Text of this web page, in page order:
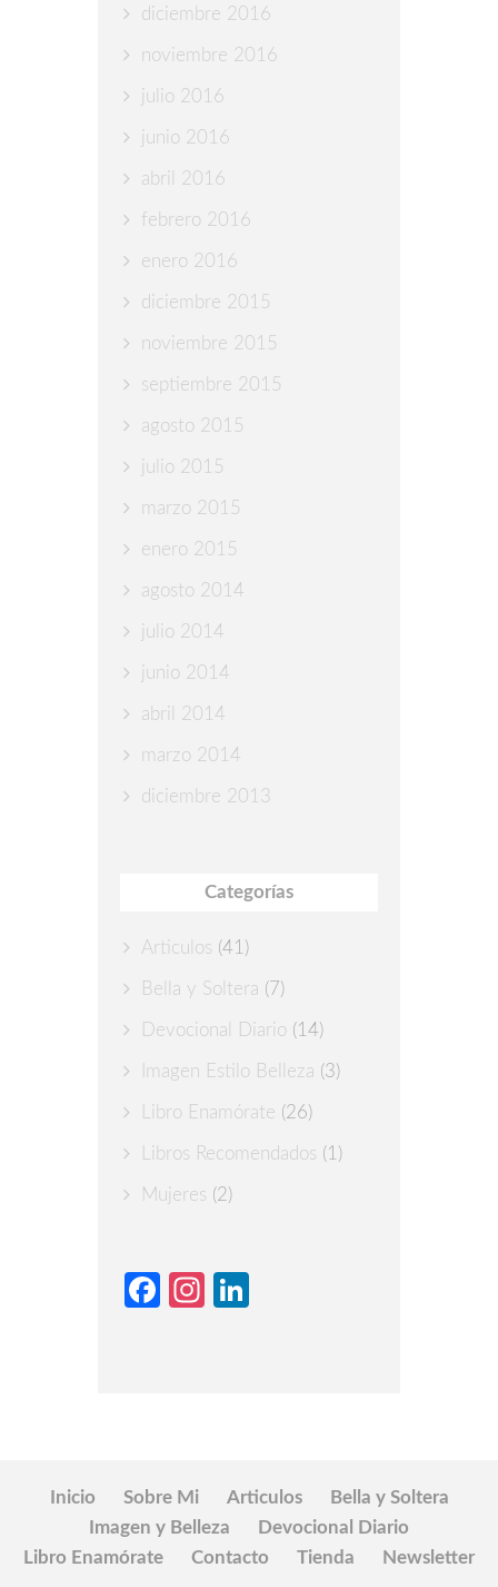
diciembre 2016
noviembre 2016
julio 2016
junio 2016
abril 2016
febrero 2016
enero 2016
diciembre 2015
noviembre 2015
septiembre 2015
agosto 2015
julio 2015
marzo 2015
enero 2015
agosto 2014
julio 2014
junio 2014
abril 2014
marzo 2014
diciembre 2013
Categorías
Articulos (41)
Bella y Soltera (7)
Devocional Diario (14)
Imagen Estilo Belleza (3)
Libro Enamórate (26)
Libros Recomendados (1)
Mujeres (2)
Facebook
Instagram
Inicio Sobre Mi Articulos
Bella y Soltera
Imagen y Belleza
Devocional Diario
Libro Enamórate
Contacto Tienda Newsletter